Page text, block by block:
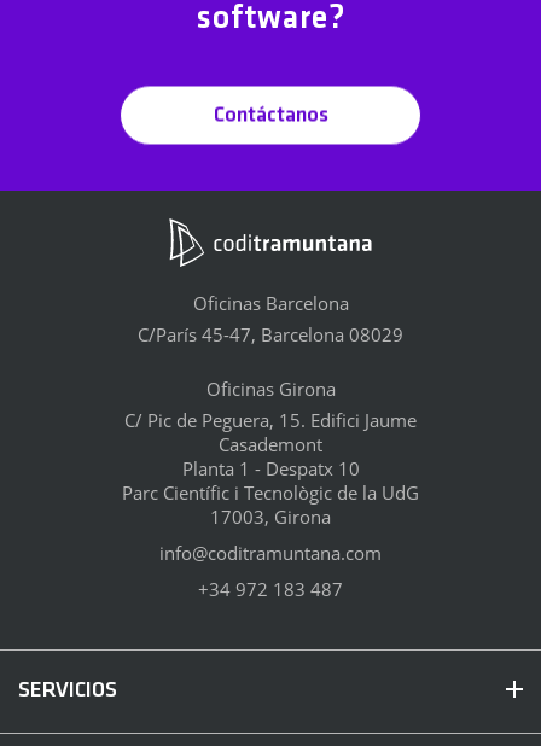
software?
Contáctanos
Oficinas Barcelona
C/París 45-47, Barcelona 08029
Oficinas Girona
C/ Pic de Peguera, 15. Edifici Jaume
Casademont
Planta 1 - Despatx 10
Parc Científic i Tecnològic de la UdG
17003, Girona
info@coditramuntana.com
+34 972 183 487
SERVICIOS